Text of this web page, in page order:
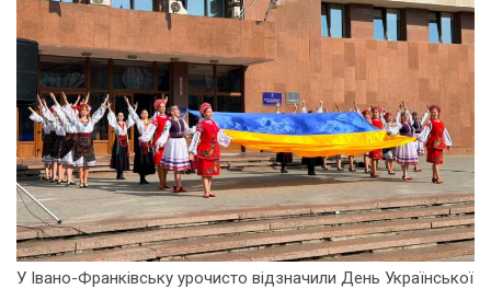
У Івано-Франківську урочисто відзначили День Української